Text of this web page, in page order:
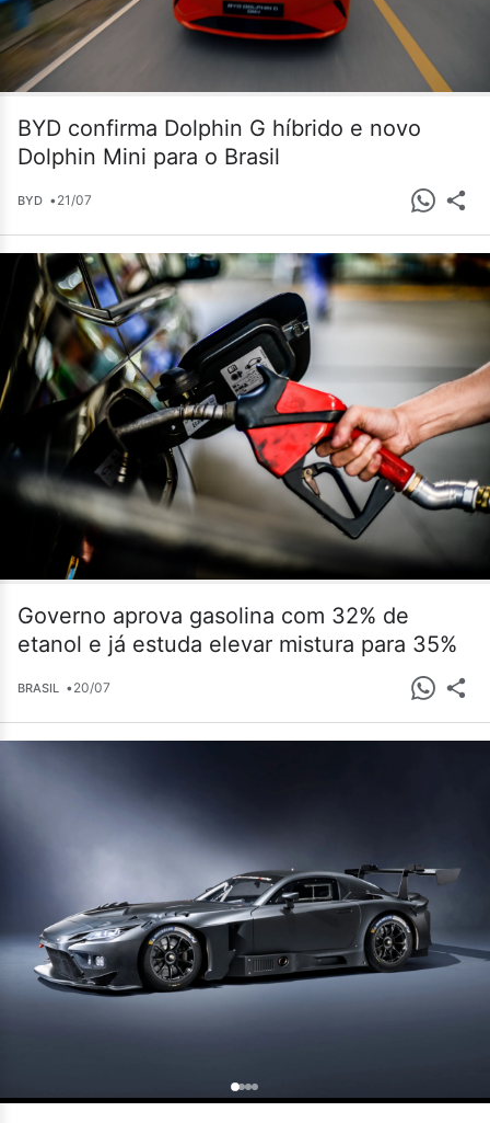
BYD confirma Dolphin G híbrido e novo
Dolphin Mini para o Brasil
BYD •21/07
Governo aprova gasolina com 32% de
etanol e já estuda elevar mistura para 35%
BRASIL •20/07